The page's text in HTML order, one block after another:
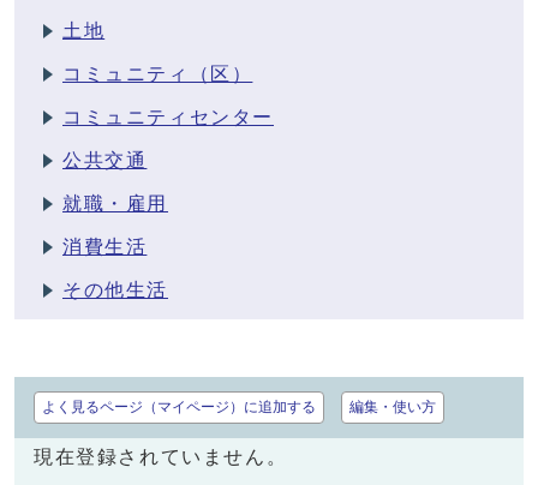
土地
コミュニティ（区）
コミュニティセンター
公共交通
就職・雇用
消費生活
その他生活
よく見るページ（マイページ）に追加する 編集・使い方
現在登録されていません。